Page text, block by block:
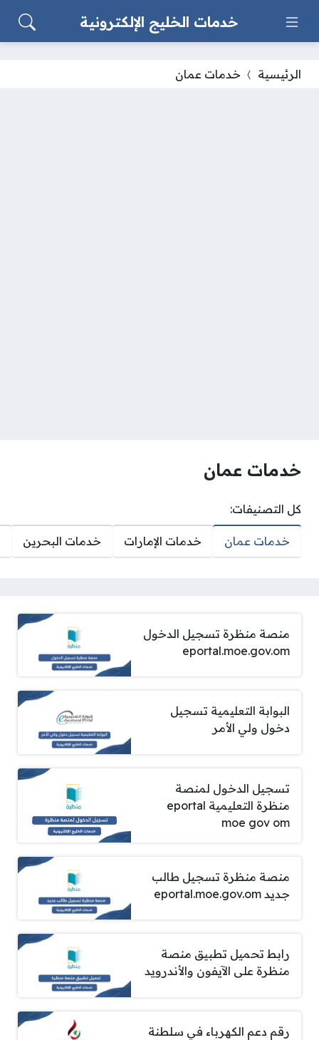
خدمات الخليج الإلكترونية
الرئيسية خدمات عمان
خدمات عمان
كل التصنيفات:
خدمات الإمارات خدمات البحرين خدمات عمان
منصة منظرة تسجيل الدخول
eportal.moe.gov.om
البوابة التعليمية تسجيل
دخول ولي الأمر
تسجيل الدخول لمنصة
منظرة التعليمية eportal
moe gov om
منصة منظرة تسجيل طالب
جديد eportal.moe.gov.om
رابط تحميل تطبيق منصة
منظرة على الآيفون والأندرويد
رقم دعم الكهرباء في سلطنة